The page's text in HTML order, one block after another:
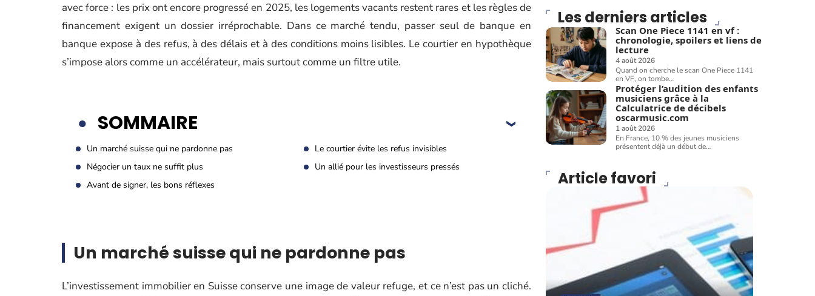
avec force : les prix ont encore progressé en 2025, les logements vacants restent rares et les règles de
financement exigent un dossier irréprochable. Dans ce marché tendu, passer seul de banque en
banque expose à des refus, à des délais et à des conditions moins lisibles. Le courtier en hypothèque
s’impose alors comme un accélérateur, mais surtout comme un filtre utile.
SOMMAIRE
Un marché suisse qui ne pardonne pas
Le courtier évite les refus invisibles
Négocier un taux ne suffit plus
Un allié pour les investisseurs pressés
Avant de signer, les bons réflexes
Un marché suisse qui ne pardonne pas
L’investissement immobilier en Suisse conserve une image de valeur refuge, et ce n’est pas un cliché.
Les derniers articles
Scan One Piece 1141 en vf :
chronologie, spoilers et liens de
lecture
4 août 2026
Quand on cherche le scan One Piece 1141
en VF, on tombe…
Protéger l’audition des enfants
musiciens grâce à la
Calculatrice de décibels
oscarmusic.com
1 août 2026
En France, 10 % des jeunes musiciens
présentent déjà un début de…
Article favori